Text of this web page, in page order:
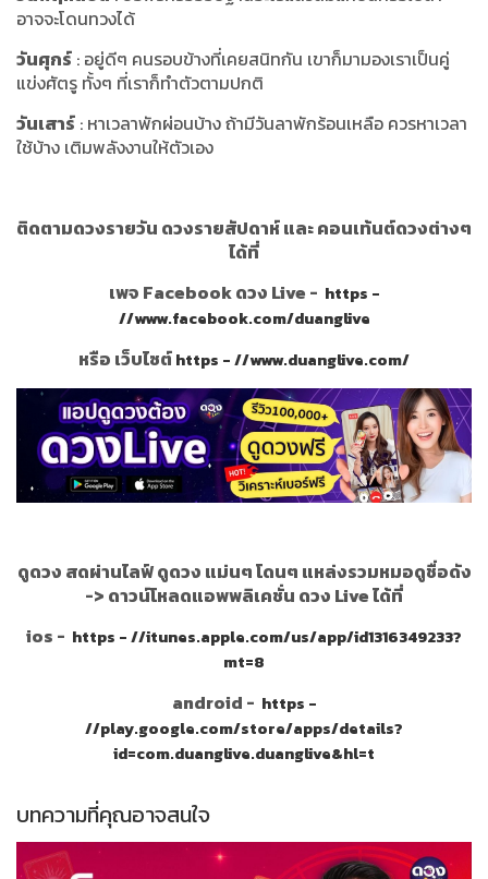
อาจจะโดนทวงได้
วันศุกร์ : อยู่ดีๆ คนรอบข้างที่เคยสนิทกัน เขาก็มามองเราเป็นคู่
แข่งศัตรู ทั้งๆ ที่เราก็ทำตัวตามปกติ
วันเสาร์ : หาเวลาพักผ่อนบ้าง ถ้ามีวันลาพักร้อนเหลือ ควรหาเวลา
ใช้บ้าง เติมพลังงานให้ตัวเอง
ติดตามดวงรายวัน ดวงรายสัปดาห์ และ คอนเท้นต์ดวงต่างๆ
ได้ที่
เพจ Facebook ดวง Live - https -
//www.facebook.com/duanglive
หรือ เว็บไซต์https - //www.duanglive.com/
ดูดวง สดผ่านไลฟ์ ดูดวง แม่นๆ โดนๆ แหล่งรวมหมอดูชื่อดัง
-> ดาวน์โหลดแอพพลิเคชั่น ดวง Live ได้ที่
ios - https - //itunes.apple.com/us/app/id1316349233?
mt=8
android - https -
//play.google.com/store/apps/details?
id=com.duanglive.duanglive&hl=t
บทความที่คุณอาจสนใจ